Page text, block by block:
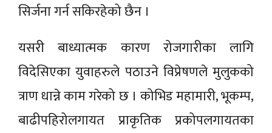
सिर्जना गर्न सकिरहेको छैन ।
यसरी बाध्यात्मक कारण रोजगारीका लागि
विदेसिएका युवाहरुले पठाउने विप्रेषणले मुलुकको
त्राण धान्ने काम गरेको छ । कोभिड महामारी, भूकम्प,
बाढीपहिरोलगायत प्राकृतिक प्रकोपलगायतका